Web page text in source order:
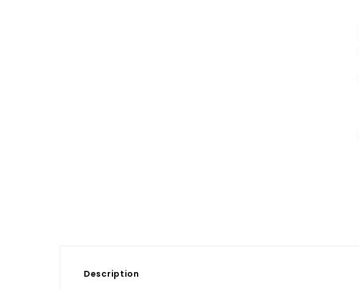
Description